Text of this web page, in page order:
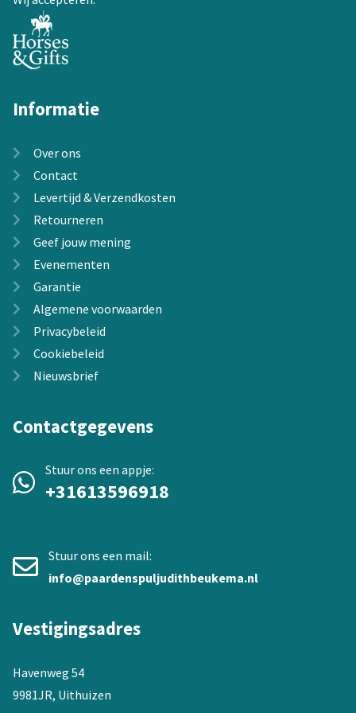
Informatie
Over ons
Contact
Levertijd & Verzendkosten
Retourneren
Geef jouw mening
Evenementen
Garantie
Algemene voorwaarden
Privacybeleid
Cookiebeleid
Nieuwsbrief
Contactgegevens
Stuur ons een appje:
+31613596918
Stuur ons een mail:
info@paardenspuljudithbeukema.nl
Vestigingsadres
Havenweg 54
9981JR, Uithuizen